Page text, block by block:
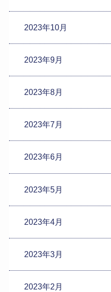
2023年10月
2023年9月
2023年8月
2023年7月
2023年6月
2023年5月
2023年4月
2023年3月
2023年2月